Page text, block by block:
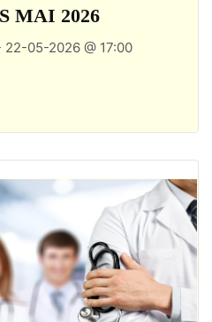
MAI 2026
05-2026 @ 17:00